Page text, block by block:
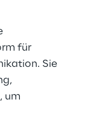
für
Sie
um